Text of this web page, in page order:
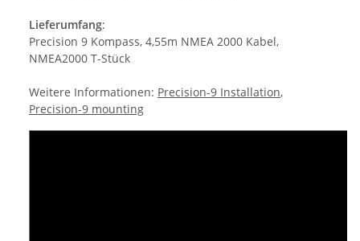
Lieferumfang:
Precision 9 Kompass, 4,55m NMEA 2000 Kabel,
NMEA2000 T-Stück
Weitere Informationen: Precision-9 Installation,
Precision-9 mounting